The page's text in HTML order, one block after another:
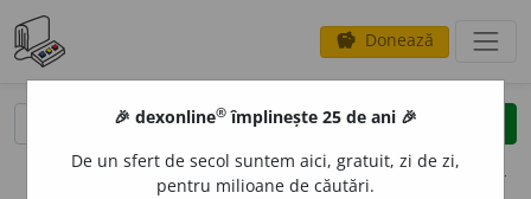
savings Donează
clear
opțiuni
🎉 dexonline® împlinește 25 de ani 🎉
De un sfert de secol suntem aici, gratuit, zi de zi,
pentru milioane de căutări.